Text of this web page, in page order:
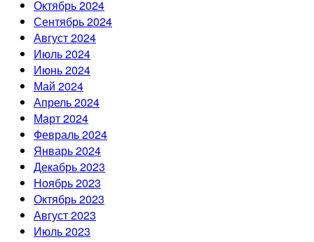
Октябрь 2024
Сентябрь 2024
Август 2024
Июль 2024
Июнь 2024
Май 2024
Апрель 2024
Март 2024
Февраль 2024
Январь 2024
Декабрь 2023
Ноябрь 2023
Октябрь 2023
Август 2023
Июль 2023